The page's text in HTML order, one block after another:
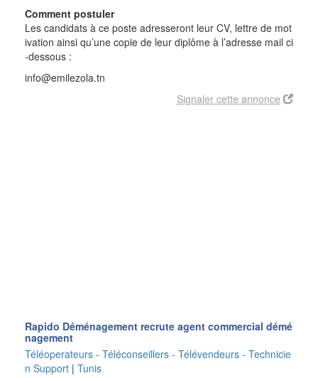
Comment postuler
Les candidats à ce poste adresseront leur CV, lettre de mot
ivation ainsi qu’une copie de leur diplôme à l’adresse mail ci
-dessous :
info@emilezola.tn
Signaler cette annonce
Rapido Déménagement recrute agent commercial démé
nagement
Téléoperateurs - Téléconseillers - Télévendeurs - Technicie
n Support | Tunis